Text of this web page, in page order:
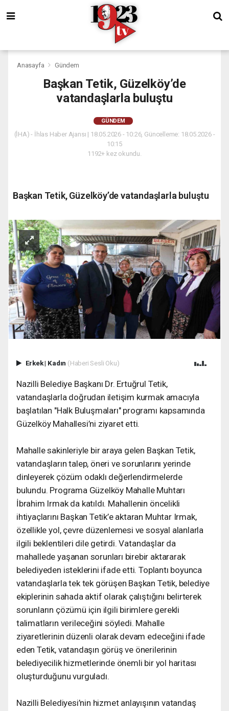
Anasayfa Gündem
Başkan Tetik, Güzelköy’de
vatandaşlarla buluştu
GÜNDEM
(İHA) - İhlas Haber Ajansı | 18.05.2026 - 10:26, Güncelleme: 18.05.2026 -
10:15
1192+ kez okundu.
Başkan Tetik, Güzelköy’de vatandaşlarla buluştu
Erkek| Kadın (Haberi Sesli Oku)
Nazilli Belediye Başkanı Dr. Ertuğrul Tetik,
vatandaşlarla doğrudan iletişim kurmak amacıyla
başlatılan "Halk Buluşmaları" programı kapsamında
Güzelköy Mahallesi’ni ziyaret etti.
Mahalle sakinleriyle bir araya gelen Başkan Tetik,
vatandaşların talep, öneri ve sorunlarını yerinde
dinleyerek çözüm odaklı değerlendirmelerde
bulundu. Programa Güzelköy Mahalle Muhtarı
İbrahim Irmak da katıldı. Mahallenin öncelikli
ihtiyaçlarını Başkan Tetik’e aktaran Muhtar Irmak,
özellikle yol, çevre düzenlemesi ve sosyal alanlarla
ilgili beklentileri dile getirdi. Vatandaşlar da
mahallede yaşanan sorunları birebir aktararak
belediyeden isteklerini ifade etti. Toplantı boyunca
vatandaşlarla tek tek görüşen Başkan Tetik, belediye
ekiplerinin sahada aktif olarak çalıştığını belirterek
sorunların çözümü için ilgili birimlere gerekli
talimatların verileceğini söyledi. Mahalle
ziyaretlerinin düzenli olarak devam edeceğini ifade
eden Tetik, vatandaşın görüş ve önerilerinin
belediyecilik hizmetlerinde önemli bir yol haritası
oluşturduğunu vurguladı.
Nazilli Belediyesi’nin hizmet anlayışının vatandaş